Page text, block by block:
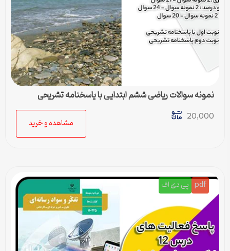
نمونه سوالات ریاضی ششم ابتدایی با پاسخنامه تشریحی
20,000
مشاهده و خرید
pdf پی دی اف